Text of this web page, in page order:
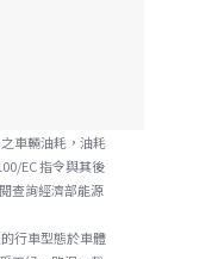
車輛油耗，油耗
EC 指令與其後
查詢經濟部能源
行車型態於車體